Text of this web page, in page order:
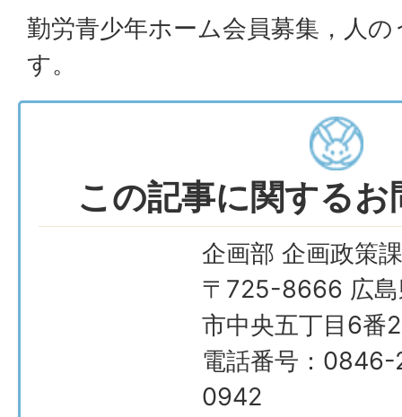
勤労青少年ホーム会員募集，人
す。
この記事に関する
企画部 企画政策課
〒725-8666 広島
市中央五丁目6番
電話番号：
0942